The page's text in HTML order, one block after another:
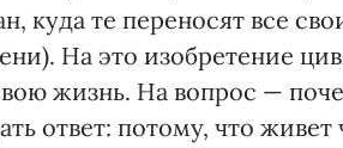
куда те переносят все
На это изобретение
жизнь. На вопрос —
ответ: потому, что живет